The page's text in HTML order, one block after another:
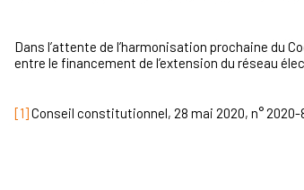
Dans l’attente de l’harmonisation prochaine du
entre le financement de l’extension du réseau
[1]Conseil constitutionnel, 28 mai 2020, n° 2020-